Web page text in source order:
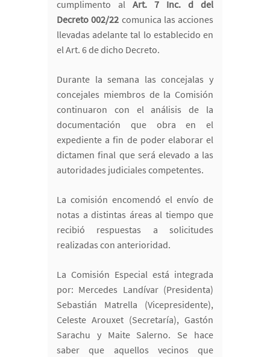
cumplimento al Art. 7 Inc. d del
Decreto 002/22 comunica las acciones
llevadas adelante tal lo establecido en
el Art. 6 de dicho Decreto.
Durante la semana las concejalas y
concejales miembros de la Comisión
continuaron con el análisis de la
documentación que obra en el
expediente a fin de poder elaborar el
dictamen final que será elevado a las
autoridades judiciales competentes.
La comisión encomendó el envío de
notas a distintas áreas al tiempo que
recibió respuestas a solicitudes
realizadas con anterioridad.
La Comisión Especial está integrada
por: Mercedes Landívar (Presidenta)
Sebastián Matrella (Vicepresidente),
Celeste Arouxet (Secretaría), Gastón
Sarachu y Maite Salerno. Se hace
saber que aquellos vecinos que